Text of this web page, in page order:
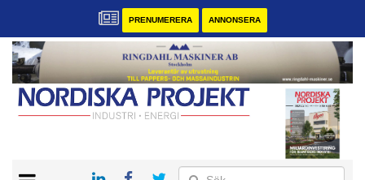
PRENUMERERA ANNONSERA